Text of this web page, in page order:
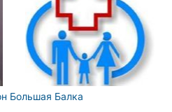
Большая Балка